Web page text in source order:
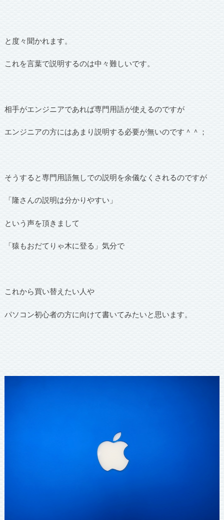
と度々聞かれます。
これを言葉で説明するのは中々難しいです。
相手がエンジニアであれば専門用語が使えるのですが
エンジニアの方にはあまり説明する必要が無いのです＾＾；
そうすると専門用語無しでの説明を余儀なくされるのですが
「隆さんの説明は分かりやすい」
という声を頂きまして
「猿もおだてりゃ木に登る」気分で
これから買い替えたい人や
パソコン初心者の方に向けて書いてみたいと思います。